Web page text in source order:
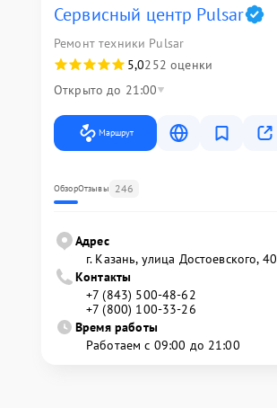
Сервисный центр Pulsar
Ремонт техники Pulsar
5,0252 оценки
Открыто до 21:00
Маршрут
ОбзорОтзывы 246
Адрес
г. Казань, улица Достоевского, 40
Контакты
+7 (843) 500-48-62
+7 (800) 100-33-26
Время работы
Работаем с 09:00 до 21:00